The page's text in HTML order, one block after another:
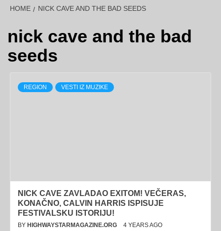
HOME NICK CAVE AND THE BAD SEEDS
nick cave and the bad
seeds
REGION VESTI IZ MUZIKE
NICK CAVE ZAVLADAO EXITOM! VEČERAS,
KONAČNO, CALVIN HARRIS ISPISUJE
FESTIVALSKU ISTORIJU!
BY HIGHWAYSTARMAGAZINE.ORG 4 YEARS AGO